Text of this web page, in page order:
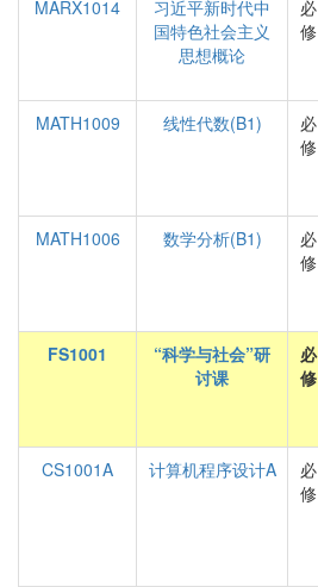
MARX1014
习近平新时代中
国特色社会主义
思想概论
必
修
MATH1009
线性代数(B1)
必
修
MATH1006
数学分析(B1)
必
修
FS1001
“科学与社会”研
讨课
必
修
CS1001A
计算机程序设计A
必
修